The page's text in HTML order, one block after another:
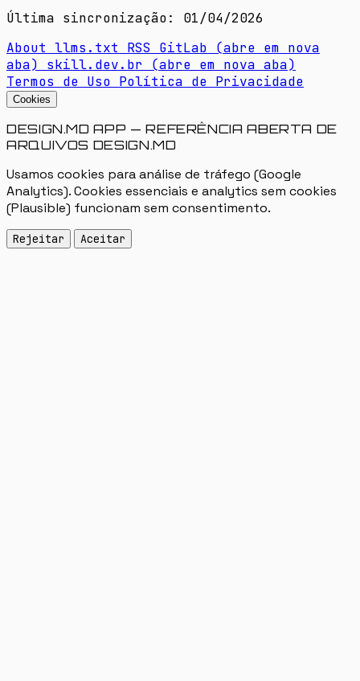
Última sincronização: 01/04/2026
About llms.txt RSS GitLab (abre em nova
aba)
skill.dev.br (abre em nova aba)
Termos de Uso Política de Privacidade
Cookies
DESIGN.MD APP — REFERÊNCIA ABERTA DE
ARQUIVOS DESIGN.MD
Usamos cookies para análise de tráfego (Google
Analytics). Cookies essenciais e analytics sem cookies
(Plausible) funcionam sem consentimento.
Rejeitar Aceitar